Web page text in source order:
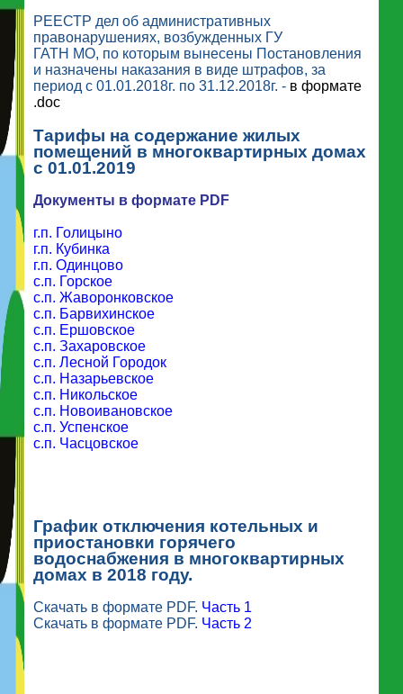
РЕЕСТР дел об административных
правонарушениях, возбужденных ГУ
ГАТН МО, по которым вынесены Постановления
и назначены наказания в виде штрафов, за
период с 01.01.2018г. по 31.12.2018г. - в формате
.doc
Тарифы на содержание жилых
помещений в многоквартирных домах
с 01.01.2019
Документы в формате PDF
г.п. Голицыно
г.п. Кубинка
г.п. Одинцово
с.п. Горское
с.п. Жаворонковское
с.п. Барвихинское
с.п. Ершовское
с.п. Захаровское
с.п. Лесной Городок
с.п. Назарьевское
с.п. Никольское
с.п. Новоивановское
с.п. Успенское
с.п. Часцовское
График отключения котельных и
приостановки горячего
водоснабжения в многоквартирных
домах в 2018 году.
Скачать в формате PDF. Часть 1
Скачать в формате PDF. Часть 2